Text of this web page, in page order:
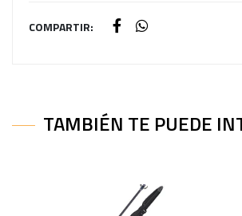
COMPARTIR:
TAMBIÉN TE PUEDE